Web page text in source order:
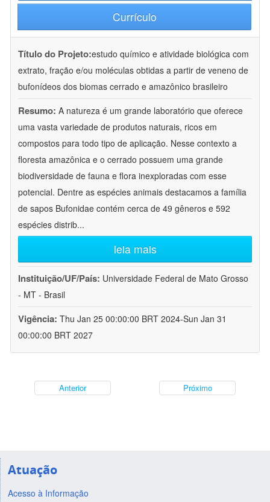
Currículo
Título do Projeto:estudo químico e atividade biológica com
extrato, fração e/ou moléculas obtidas a partir de veneno de
bufonídeos dos biomas cerrado e amazônico brasileiro
Resumo: A natureza é um grande laboratório que oferece
uma vasta variedade de produtos naturais, ricos em
compostos para todo tipo de aplicação. Nesse contexto a
floresta amazônica e o cerrado possuem uma grande
biodiversidade de fauna e flora inexploradas com esse
potencial. Dentre as espécies animais destacamos a família
de sapos Bufonidae contém cerca de 49 gêneros e 592
espécies distrib...
leia mais
Instituição/UF/País: Universidade Federal de Mato Grosso
- MT - Brasil
Vigência: Thu Jan 25 00:00:00 BRT 2024-Sun Jan 31
00:00:00 BRT 2027
Anterior Próximo
Atuação
Acesso à Informação